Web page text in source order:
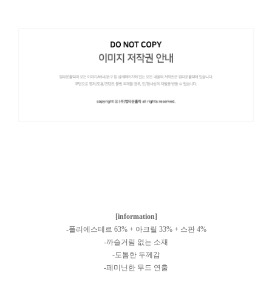
[information]
-폴리에스테르 63% + 아크릴 33% + 스판 4%
-까슬거림 없는 소재
-도톰한 두께감
-페미닌한 무드 연출